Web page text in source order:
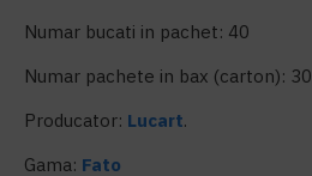
Numar bucati in pachet: 40
Numar pachete in bax (carton): 30
Producator: Lucart.
Gama: Fato